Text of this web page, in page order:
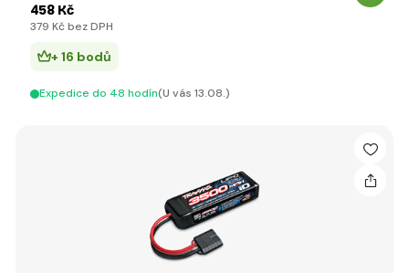
458 Kč
379 Kč bez DPH
+ 16 bodů
Expedice do 48 hodín(U vás 13.08.)